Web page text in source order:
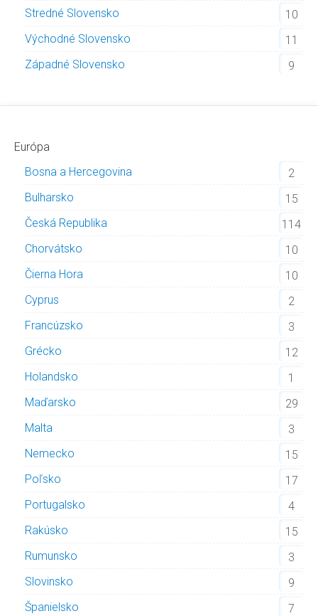
Stredné Slovensko
10
Východné Slovensko
11
Západné Slovensko
9
Európa
Bosna a Hercegovina
2
Bulharsko
15
Česká Republika
114
Chorvátsko
10
Čierna Hora
10
Cyprus
2
Francúzsko
3
Grécko
12
Holandsko
1
Maďarsko
29
Malta
3
Nemecko
15
Poľsko
17
Portugalsko
4
Rakúsko
15
Rumunsko
3
Slovinsko
9
Španielsko
7